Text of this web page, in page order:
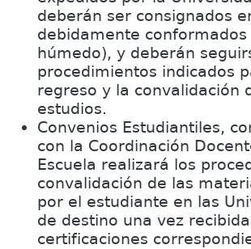
deberán ser consignados
debidamente
húmedo), y deberán
procedimientos indicados
regreso y la convalidación
estudios.
Convenios Estudiantiles,
con la Coordinación
Escuela realizará los
convalidación de las
por el estudiante en las
de destino una vez
certificaciones